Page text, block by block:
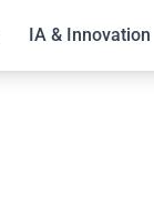
IA & Innovation